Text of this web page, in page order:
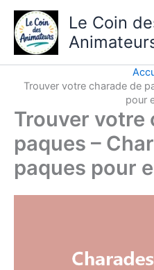
Aller
contenu
Le Coin
Trouver votre charade de
pour
Trouver votre
paques –
paques pour